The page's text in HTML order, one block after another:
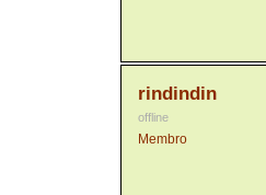
rindindin
offline
Membro